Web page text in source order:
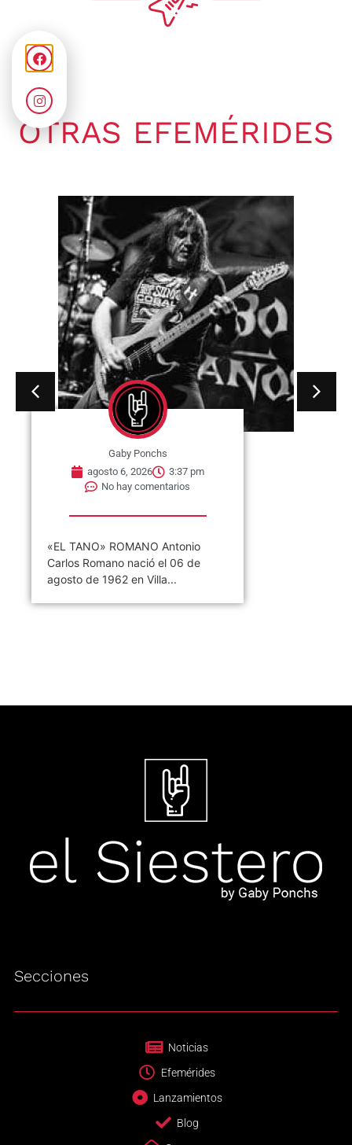
OTRAS EFEMÉRIDES
Gaby Ponchs
agosto 6, 2026
3:37 pm
No hay comentarios
«EL TANO» ROMANO Antonio
Carlos Romano nació el 06 de
agosto de 1962 en Villa...
Secciones
Noticias
Efemérides
Lanzamientos
Blog